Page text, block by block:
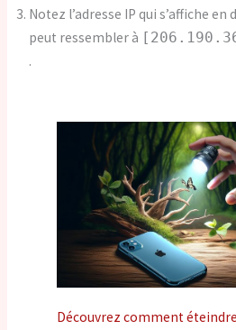
Notez l’adresse IP qui s’affiche en
peut ressembler à
.
Découvrez comment